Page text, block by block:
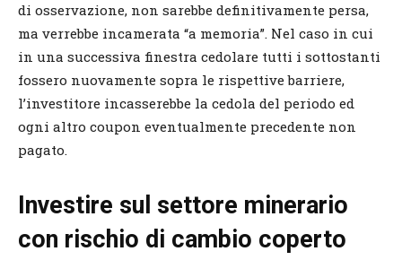
di osservazione, non sarebbe definitivamente persa,
ma verrebbe incamerata “a memoria”. Nel caso in cui
in una successiva finestra cedolare tutti i sottostanti
fossero nuovamente sopra le rispettive barriere,
l’investitore incasserebbe la cedola del periodo ed
ogni altro coupon eventualmente precedente non
pagato.
Investire sul settore minerario
con rischio di cambio coperto